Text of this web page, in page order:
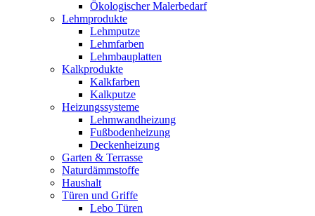
Ökologischer Malerbedarf
Lehmprodukte
Lehmputze
Lehmfarben
Lehmbauplatten
Kalkprodukte
Kalkfarben
Kalkputze
Heizungssysteme
Lehmwandheizung
Fußbodenheizung
Deckenheizung
Garten & Terrasse
Naturdämmstoffe
Haushalt
Türen und Griffe
Lebo Türen